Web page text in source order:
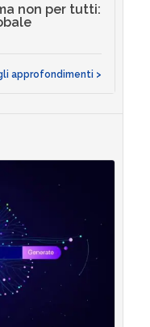
non per tutti:
approfondimenti >